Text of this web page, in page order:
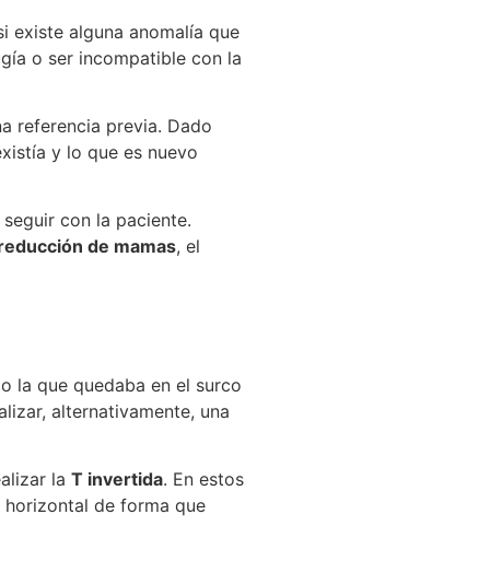
existe alguna anomalía que
o ser incompatible con la
referencia previa. Dado
y lo que es nuevo
con la paciente.
de mamas, el
la que quedaba en el surco
alternativamente, una
la T invertida. En estos
de forma que